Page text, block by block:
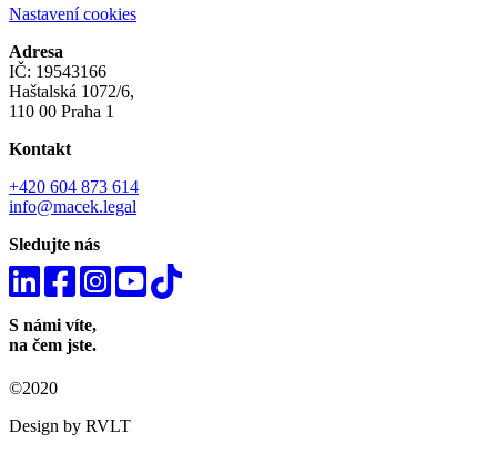
Nastavení cookies
Adresa
IČ: 19543166
Haštalská 1072/6,
110 00 Praha 1
Kontakt
+420 604 873 614
info@macek.legal
Sledujte nás
S námi víte,
na čem jste.
©2020
Design by RVLT